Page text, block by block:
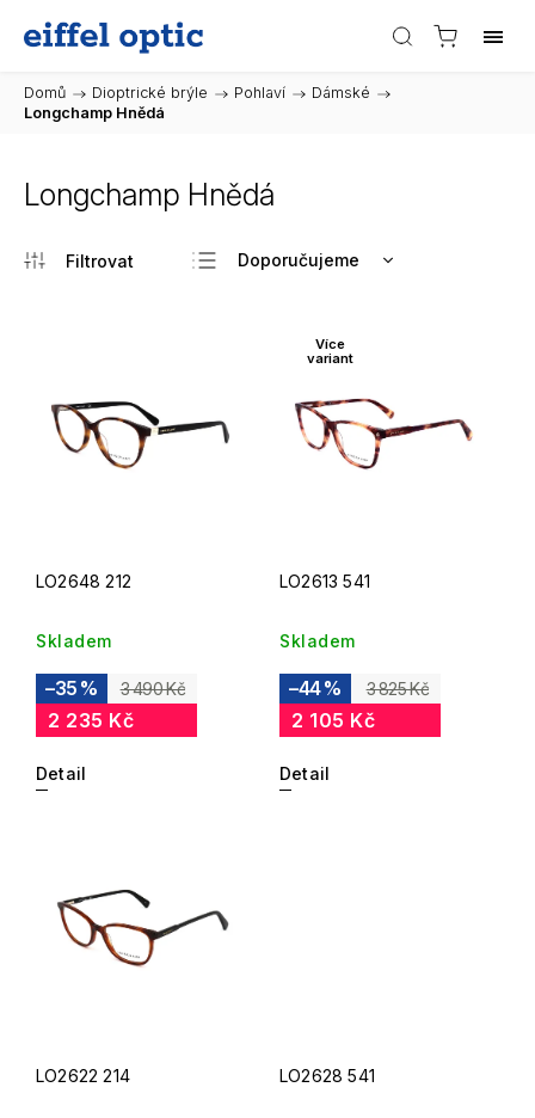
Domů / Dioptrické brýle / Pohlaví / Dámské /
Longchamp Hnědá
Longchamp Hnědá
Doporučujeme
Nejdražší
Abecedně
LO2648 212
Skladem
3 490 Kč
–35 %
2 235 Kč
Detail
Více
variant
LO2613 541
Skladem
3 825 Kč
–44 %
2 105 Kč
Detail
LO2622 214 LO2628 541